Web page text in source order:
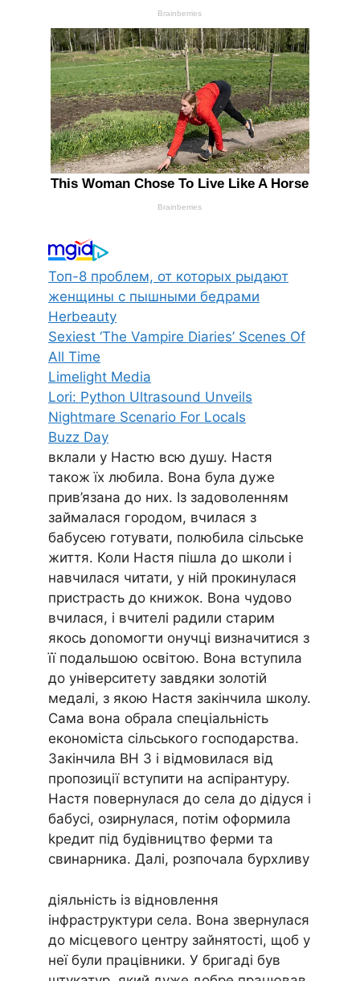
Топ-8 проблем, от которых рыдают
женщины с пышными бедрами
Herbeauty
Sexiest ‘The Vampire Diaries’ Scenes Of
All Time
Limelight Media
Lori: Python Ultrasound Unveils
Nightmare Scenario For Locals
Buzz Day
вклали у Настю всю душу. Настя
також їх любила. Вона була дуже
прив’язана до них. Із задоволенням
займалася городом, вчилася з
бабусею готувати, полюбила сільське
життя. Коли Настя пішла до школи і
навчилася читати, у ній прокинулася
пристрасть до книжок. Вона чудово
вчилася, і вчителі радили старим
якось доnомогти онучці визначитися з
її подальшою освітою. Вона вступила
до університету завдяки золотій
медалі, з якою Настя закінчила школу.
Сама вона обрала спеціальність
економіста сільського господарства.
Закінчила ВН З і відмовилася від
пропозиції вступити на аспірантуру.
Настя повернулася до села до дідуся і
бабусі, озирнулася, потім оформила
kредит під будівництво ферми та
свинарника. Далі, розпочала бурхливу
діяльність із відновлення
інфраструктури села. Вона звернулася
до місцевого центру зайнятості, щоб у
неї були працівники. У бригаді був